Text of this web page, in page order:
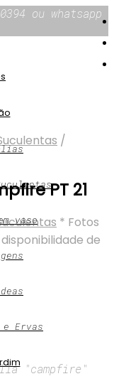
ou whatsapp
vaso
e Ervas
/
PT 21
* Fotos
de
"campfire"